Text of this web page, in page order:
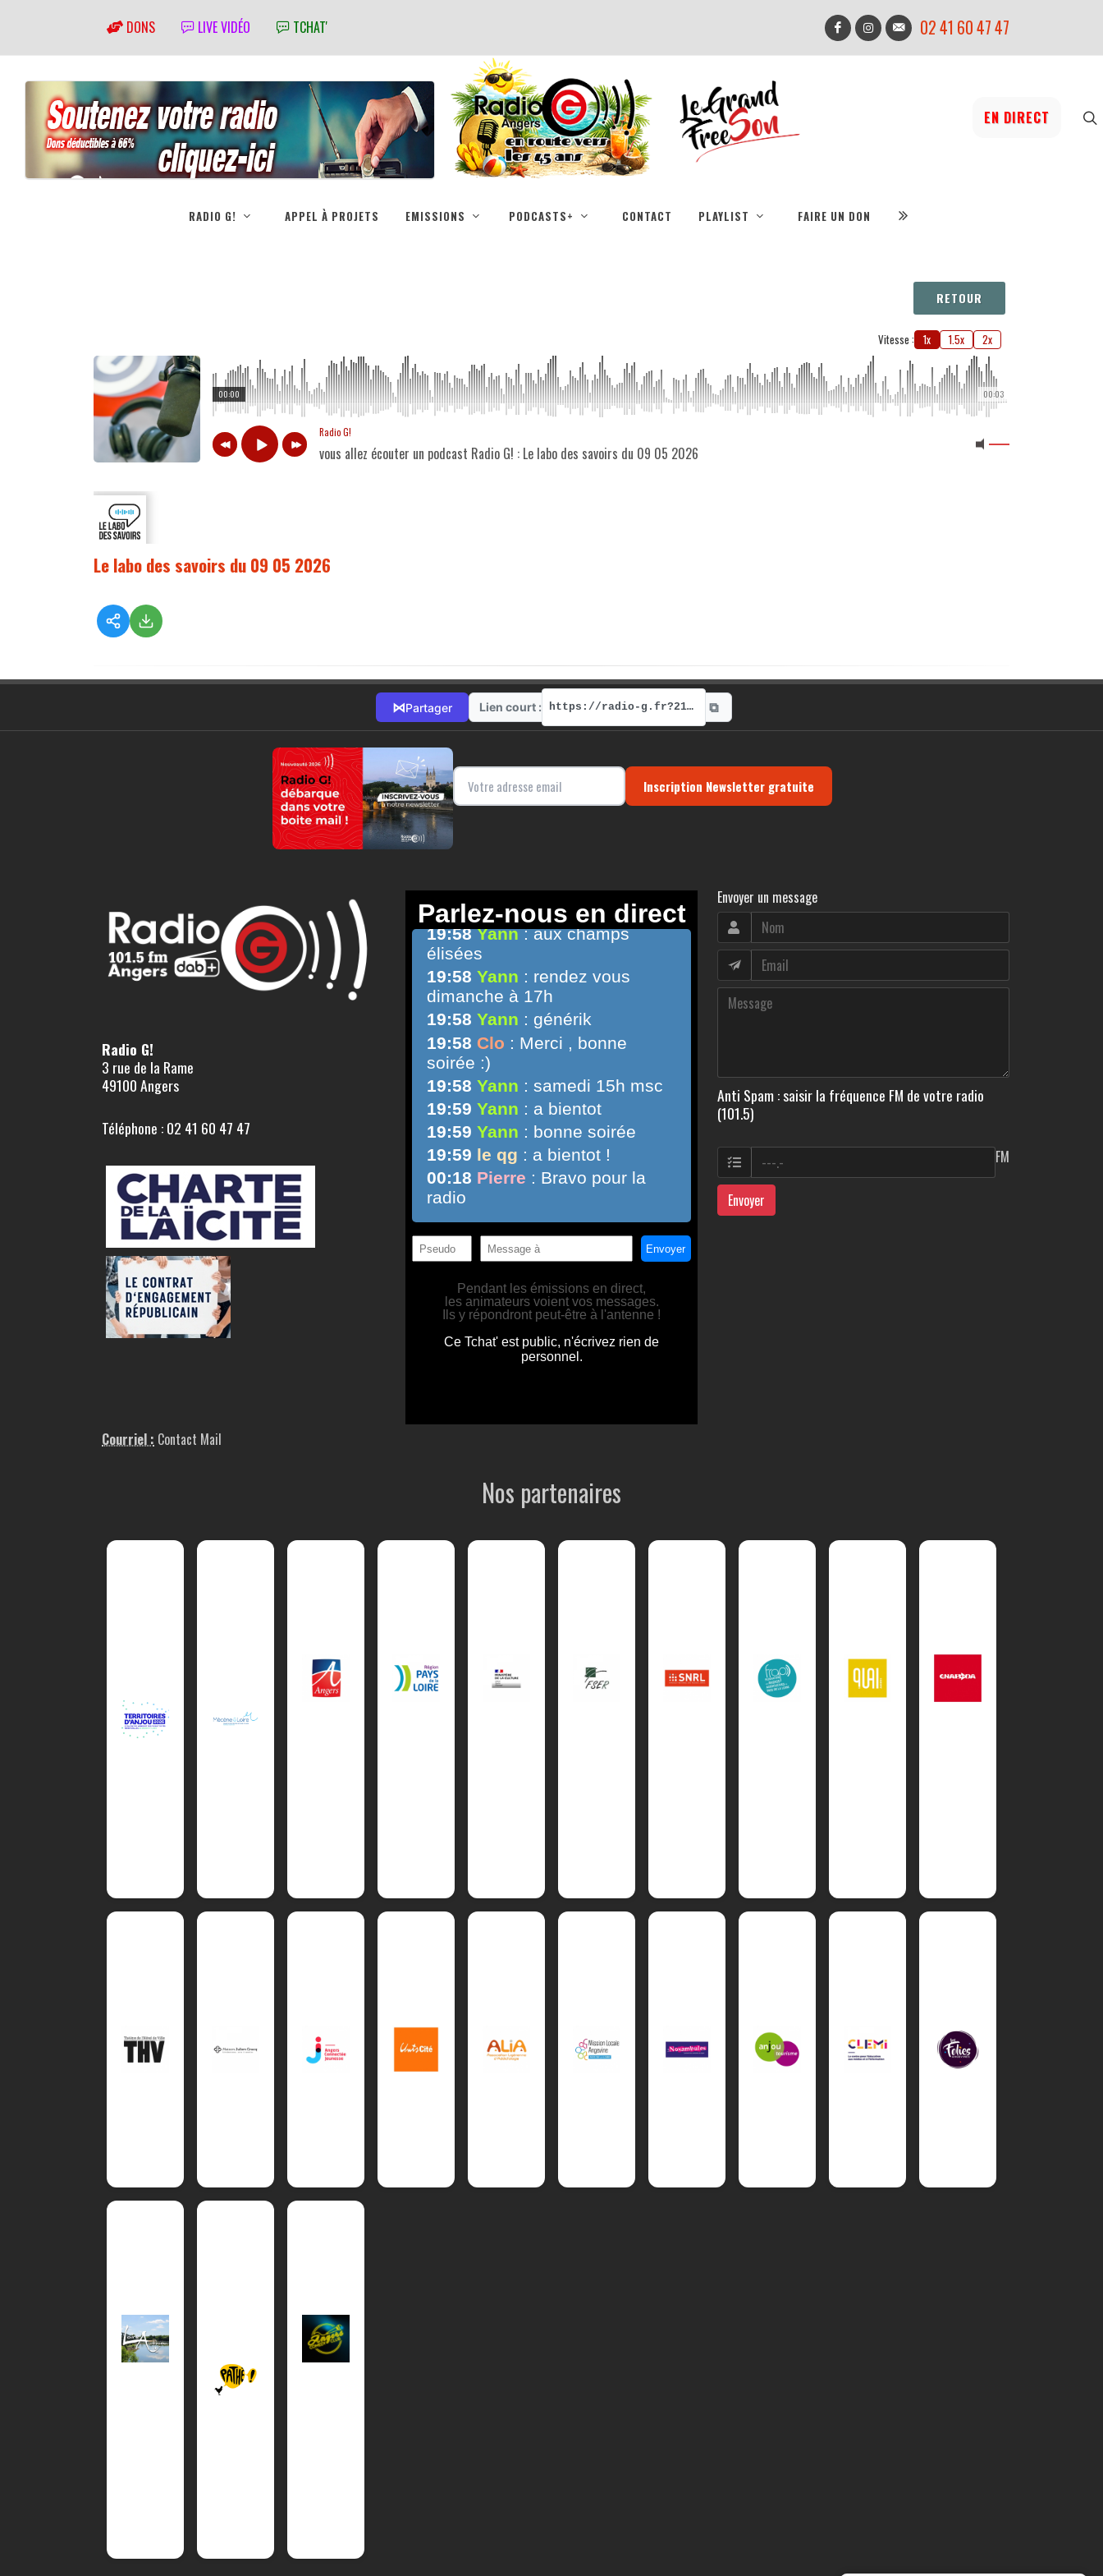
DONS LIVE VIDÉO TCHAT' 02 41 60 47 47
EN DIRECT
RADIO G! APPEL À PROJETS EMISSIONS PODCASTS+ CONTACT PLAYLIST FAIRE UN DON
RETOUR
Vitesse : 1x 1.5x 2x
00:03
00:00
Radio G!
vous allez écouter un podcast Radio G! : Le labo des savoirs du 09 05 2026
Le labo des savoirs du 09 05 2026
⋈Partager Lien court : https://radio-g.fr?21986 ⧉
Inscription Newsletter gratuite
Radio G!
3 rue de la Rame
49100 Angers
Téléphone : 02 41 60 47 47
Courriel : Contact Mail
Envoyer un message
Anti Spam : saisir la fréquence FM de votre radio
(101.5)
FM
Envoyer
Nos partenaires